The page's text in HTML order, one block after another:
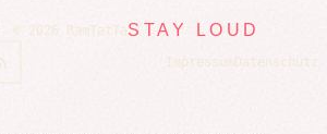
© 2026 RamTatTaSTAY LOUD
ImpressumDatenschutz